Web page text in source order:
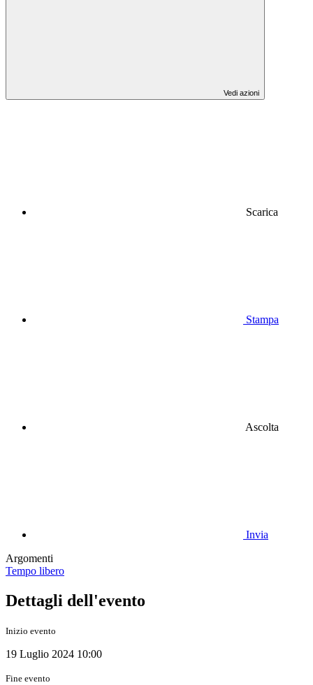
Vedi azioni
Scarica
Stampa
Ascolta
Invia
Argomenti
Tempo libero
Dettagli dell'evento
Inizio evento
19 Luglio 2024 10:00
Fine evento